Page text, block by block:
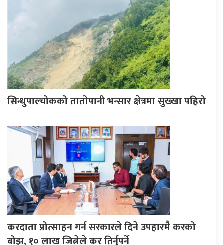
सिन्धुपाल्चोकको तातोपानी भन्सार क्षेत्रमा सुख्खा पहिरो
करदाता प्रोत्साहन गर्न सरकारले दिने उपहारमै करको
बोझ, १० लाख जित्नेले कर तिर्नुपर्ने